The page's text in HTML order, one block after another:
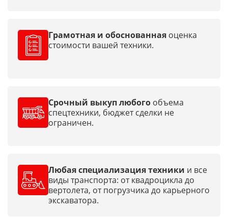
Грамотная и обоснованная оценка
стоимости вашей техники.
Срочный выкуп любого объема
спецтехники, бюджет сделки не
ограничен.
Любая специализация техники и все
виды транспорта: от квадроцикла до
вертолета, от погрузчика до карьерного
экскаватора.